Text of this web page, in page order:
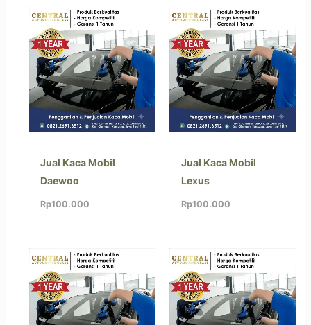
Jual Kaca Mobil
Daewoo
Rp100.000
Jual Kaca Mobil
Lexus
Rp100.000